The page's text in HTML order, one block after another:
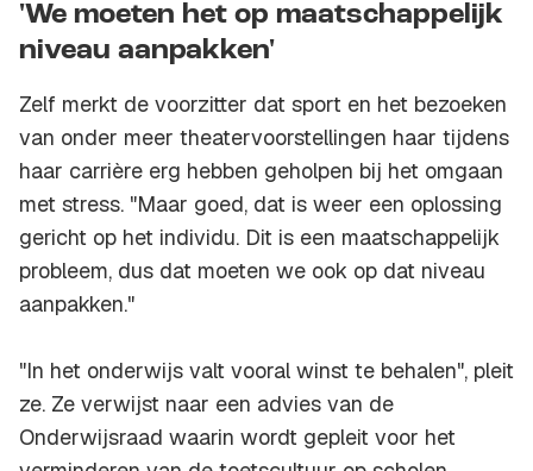
'We moeten het op maatschappelijk
niveau aanpakken'
Zelf merkt de voorzitter dat sport en het bezoeken
van onder meer theatervoorstellingen haar tijdens
haar carrière erg hebben geholpen bij het omgaan
met stress. "Maar goed, dat is weer een oplossing
gericht op het individu. Dit is een maatschappelijk
probleem, dus dat moeten we ook op dat niveau
aanpakken."
"In het onderwijs valt vooral winst te behalen", pleit
ze. Ze verwijst naar een advies van de
Onderwijsraad waarin wordt gepleit voor het